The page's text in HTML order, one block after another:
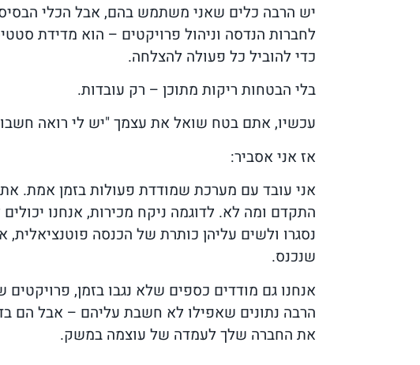
יש הרבה כלים שאני משתמש בהם, אבל הכלי
לחברות הנדסה וניהול פרויקטים – הוא מדידת
כדי להוביל כל פעולה להצלחה.
בלי הבטחות ריקות מתוכן – רק עובדות.
עכשיו, אתם בטח שואל את עצמך "יש לי רואה
אז אני אסביר:
אני עובד עם מערכת שמודדת פעולות בזמן אמת.
התקדם ומה לא. לדוגמה ניקח מכירות, אנחנו
נסגרו ולשים עליהן כותרת של הכנסה
שנכנס.
אנחנו גם מודדים כספים שלא נגבו בזמן, פרויקטים
הרבה נתונים שאפילו לא חשבת עליהם – אבל הם
את החברה שלך לעמדה של עוצמה במשק.